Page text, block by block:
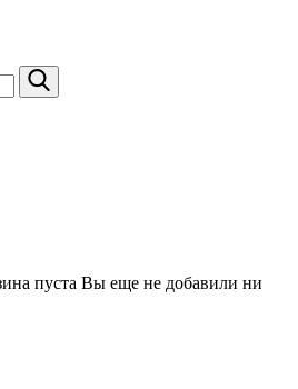
пуста Вы еще не добавили ни